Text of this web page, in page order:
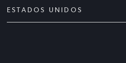
ESTADOS UNIDOS